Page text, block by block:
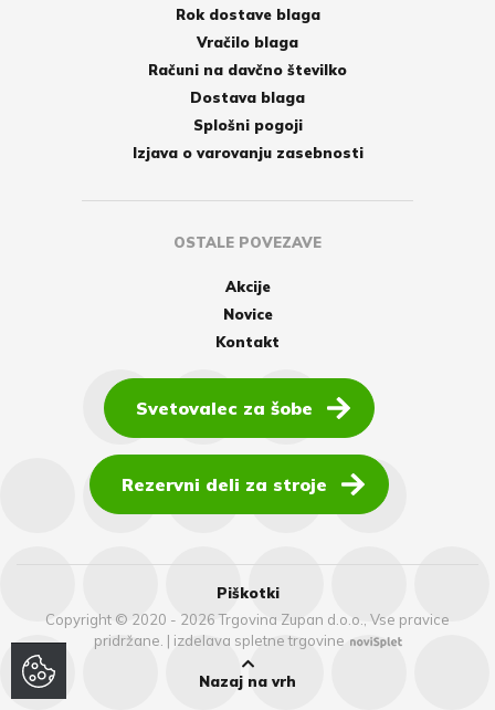
Rok dostave blaga
Vračilo blaga
Računi na davčno številko
Dostava blaga
Splošni pogoji
Izjava o varovanju zasebnosti
OSTALE POVEZAVE
Akcije
Novice
Kontakt
Svetovalec za šobe
Rezervni deli za stroje
Piškotki
Copyright © 2020 - 2026 Trgovina Zupan d.o.o., Vse pravice
pridržane. | izdelava spletne trgovine
Nazaj na vrh